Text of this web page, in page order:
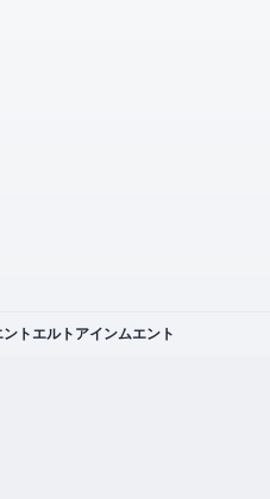
トエルトアインムエント